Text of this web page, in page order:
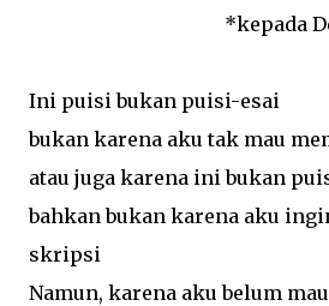
betul-betul baru; telah ditemukan
Maria tengah hamil besar itu
minoritas. Pada umumnya Gereja
menggambarkan Bunda Maria
seperti patung Maria yang ada
Malang, Maria digambarkan
yang ada pada Kitab Wahyu. Baik
*kepada
Ini puisi bukan puisi-esai
bukan karena aku tak mau
atau juga karena ini bukan
bahkan bukan karena aku
skripsi
Namun, karena aku belum